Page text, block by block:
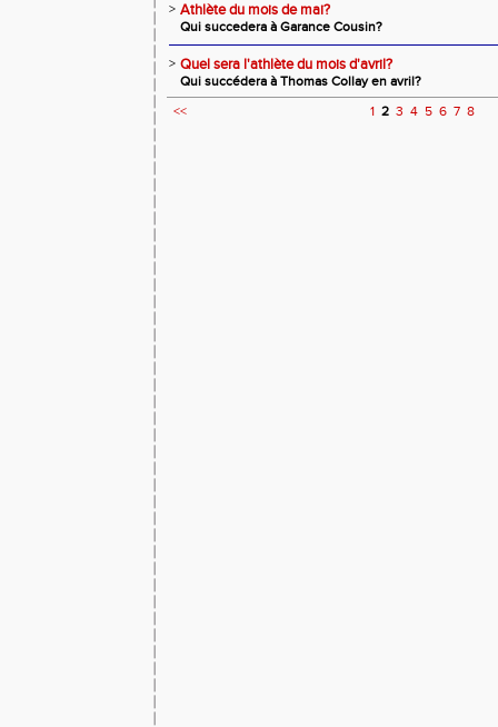
> Athlète du mois de mai?
Qui succedera à Garance Cousin?
> Quel sera l'athlète du mois d'avril?
Qui succédera à Thomas Collay en avril?
<<
1 2 3 4 5 6 7 8